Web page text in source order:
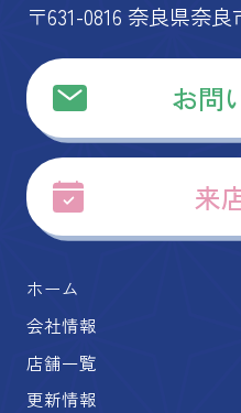
〒631-0816 奈良県奈
お問
来
ホーム
会社情報
店舗一覧
更新情報